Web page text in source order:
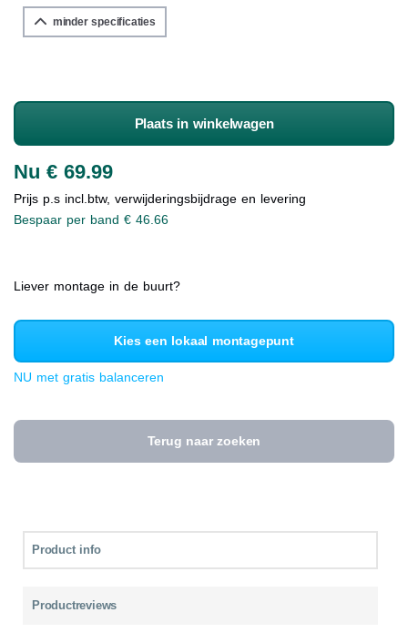
minder specificaties
Plaats in winkelwagen
Nu € 69.99
Prijs p.s incl.btw, verwijderingsbijdrage en levering
Bespaar per band € 46.66
Liever montage in de buurt?
Kies een lokaal montagepunt
NU met gratis balanceren
Terug naar zoeken
Product info
Productreviews